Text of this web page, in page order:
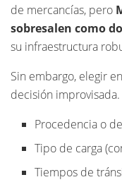
de mercancías, pero
sobresalen como
su infraestructura
Sin embargo, elegir
decisión
Procedencia o
Tipo de carga
Tiempos de